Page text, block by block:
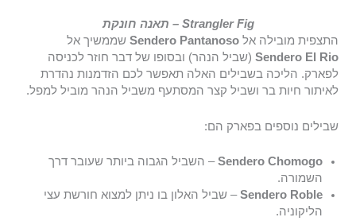
Strangler Fig – תאנה חונקת
התצפית מובילה אלSendero Pantanoso שממשיך אל
Sendero El Rio (שביל הנהר) ובסופו של דבר חוזר לכניסה
לפארק. הליכה בשבילים האלה תאפשר לכם הזדמנות נהדרת
לאיתור חיות בר ושביל קצר המסתעף משביל הנהר מוביל למפל.
שבילים נוספים בפארק הם:
Sendero Chomogo– השביל הגבוה ביותר שעובר דרך
השמורה.
Sendero Roble– שביל האלון בו ניתן למצוא חורשת עצי
הליקוניה.